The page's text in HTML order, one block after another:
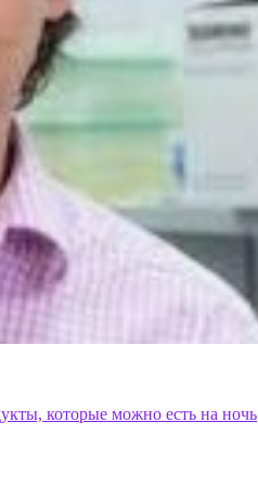
которые можно есть на ночь